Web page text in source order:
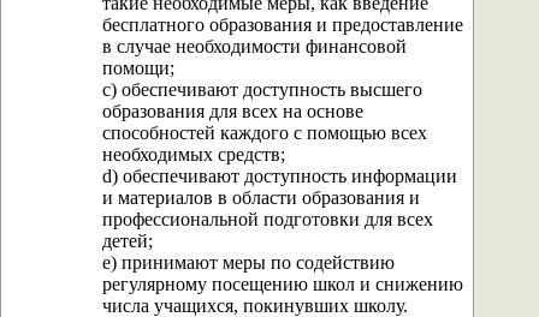
бесплатного образования и предоставление
в случае необходимости финансовой
помощи;
с) обеспечивают доступность высшего
образования для всех на основе
способностей каждого с помощью всех
необходимых средств;
d) обеспечивают доступность информации
и материалов в области образования и
профессиональной подготовки для всех
детей;
е) принимают меры по содействию
регулярному посещению школ и снижению
числа учащихся, покинувших школу.